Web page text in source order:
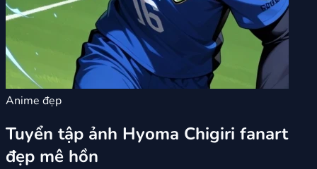
Anime đẹp
Tuyển tập ảnh Hyoma Chigiri fanart
đẹp mê hồn